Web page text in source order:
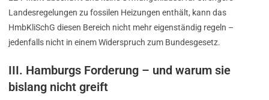
Landesregelungen zu fossilen Heizungen enthält, kann das
HmbKliSchG diesen Bereich nicht mehr eigenständig regeln –
jedenfalls nicht in einem Widerspruch zum Bundesgesetz.
III. Hamburgs Forderung – und warum sie
bislang nicht greift